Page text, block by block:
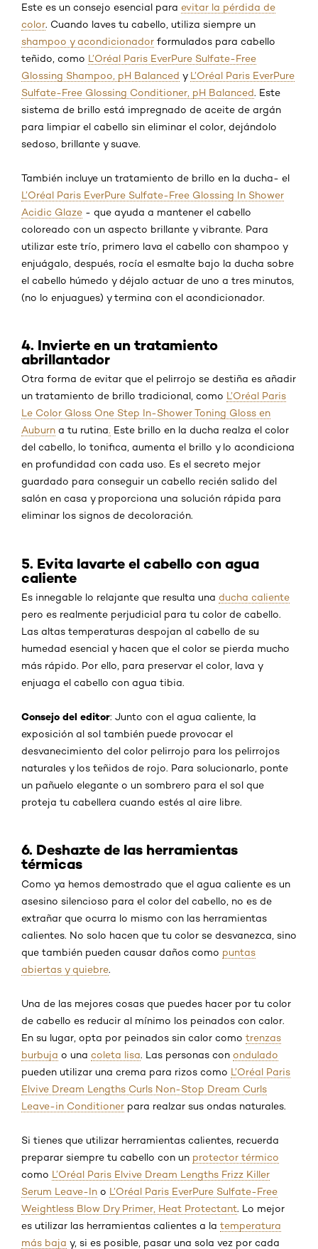
Este es un consejo esencial para evitar la pérdida de
color. Cuando laves tu cabello, utiliza siempre un
shampoo y acondicionador formulados para cabello
teñido, como L’Oréal Paris EverPure Sulfate-Free
Glossing Shampoo, pH Balanced y L’Oréal Paris EverPure
Sulfate-Free Glossing Conditioner, pH Balanced. Este
sistema de brillo está impregnado de aceite de argán
para limpiar el cabello sin eliminar el color, dejándolo
sedoso, brillante y suave.
También incluye un tratamiento de brillo en la ducha- el
L’Oréal Paris EverPure Sulfate-Free Glossing In Shower
Acidic Glaze - que ayuda a mantener el cabello
coloreado con un aspecto brillante y vibrante. Para
utilizar este trío, primero lava el cabello con shampoo y
enjuágalo, después, rocía el esmalte bajo la ducha sobre
el cabello húmedo y déjalo actuar de uno a tres minutos,
(no lo enjuagues) y termina con el acondicionador.
4. Invierte en un tratamiento
abrillantador
Otra forma de evitar que el pelirrojo se destiña es añadir
un tratamiento de brillo tradicional, como L’Oréal Paris
Le Color Gloss One Step In-Shower Toning Gloss en
Auburn a tu rutina. Este brillo en la ducha realza el color
del cabello, lo tonifica, aumenta el brillo y lo acondiciona
en profundidad con cada uso. Es el secreto mejor
guardado para conseguir un cabello recién salido del
salón en casa y proporciona una solución rápida para
eliminar los signos de decoloración.
5. Evita lavarte el cabello con agua
caliente
Es innegable lo relajante que resulta una ducha caliente
pero es realmente perjudicial para tu color de cabello.
Las altas temperaturas despojan al cabello de su
humedad esencial y hacen que el color se pierda mucho
más rápido. Por ello, para preservar el color, lava y
enjuaga el cabello con agua tibia.
Consejo del editor: Junto con el agua caliente, la
exposición al sol también puede provocar el
desvanecimiento del color pelirrojo para los pelirrojos
naturales y los teñidos de rojo. Para solucionarlo, ponte
un pañuelo elegante o un sombrero para el sol que
proteja tu cabellera cuando estés al aire libre.
6. Deshazte de las herramientas
térmicas
Como ya hemos demostrado que el agua caliente es un
asesino silencioso para el color del cabello, no es de
extrañar que ocurra lo mismo con las herramientas
calientes. No solo hacen que tu color se desvanezca, sino
que también pueden causar daños como puntas
abiertas y quiebre.
Una de las mejores cosas que puedes hacer por tu color
de cabello es reducir al mínimo los peinados con calor.
En su lugar, opta por peinados sin calor como trenzas
burbuja o una coleta lisa. Las personas con ondulado
pueden utilizar una crema para rizos como L’Oréal Paris
Elvive Dream Lengths Curls Non-Stop Dream Curls
Leave-in Conditioner para realzar sus ondas naturales.
Si tienes que utilizar herramientas calientes, recuerda
preparar siempre tu cabello con un protector térmico
como L’Oréal Paris Elvive Dream Lengths Frizz Killer
Serum Leave-In o L’Oréal Paris EverPure Sulfate-Free
Weightless Blow Dry Primer, Heat Protectant. Lo mejor
es utilizar las herramientas calientes a la temperatura
más baja y, si es posible, pasar una sola vez por cada